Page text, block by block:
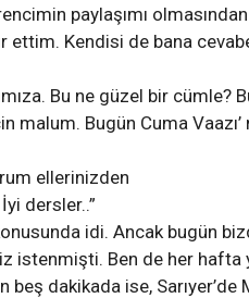
paylaşımı
Kendisi de bana
Bu ne güzel bir cümle?
malum. Bugün Cuma
ellerinizden
dersler..”
idi. Ancak bugün
istenmişti. Ben de her hafta
dakikada ise,
Tarih -
ADMIN